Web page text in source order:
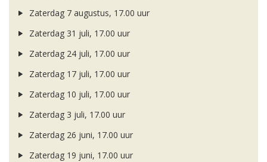
Zaterdag 7 augustus, 17.00 uur
Zaterdag 31 juli, 17.00 uur
Zaterdag 24 juli, 17.00 uur
Zaterdag 17 juli, 17.00 uur
Zaterdag 10 juli, 17.00 uur
Zaterdag 3 juli, 17.00 uur
Zaterdag 26 juni, 17.00 uur
Zaterdag 19 juni, 17.00 uur